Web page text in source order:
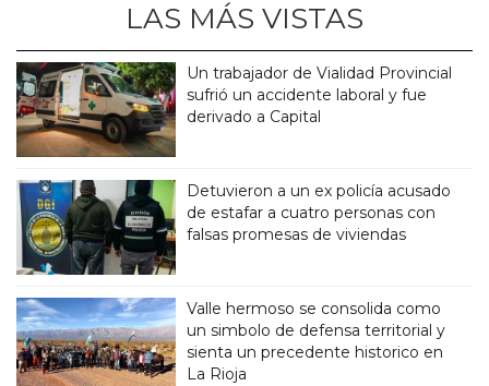
LAS MÁS VISTAS
Un trabajador de Vialidad Provincial
sufrió un accidente laboral y fue
derivado a Capital
Detuvieron a un ex policía acusado
de estafar a cuatro personas con
falsas promesas de viviendas
Valle hermoso se consolida como
un simbolo de defensa territorial y
sienta un precedente historico en
La Rioja